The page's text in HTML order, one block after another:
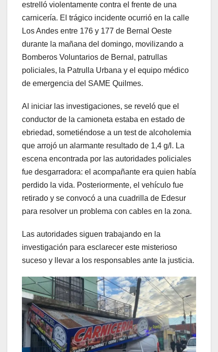
estrelló violentamente contra el frente de una
carnicería. El trágico incidente ocurrió en la calle
Los Andes entre 176 y 177 de Bernal Oeste
durante la mañana del domingo, movilizando a
Bomberos Voluntarios de Bernal, patrullas
policiales, la Patrulla Urbana y el equipo médico
de emergencia del SAME Quilmes.
Al iniciar las investigaciones, se reveló que el
conductor de la camioneta estaba en estado de
ebriedad, sometiéndose a un test de alcoholemia
que arrojó un alarmante resultado de 1,4 g/l. La
escena encontrada por las autoridades policiales
fue desgarradora: el acompañante era quien había
perdido la vida. Posteriormente, el vehículo fue
retirado y se convocó a una cuadrilla de Edesur
para resolver un problema con cables en la zona.
Las autoridades siguen trabajando en la
investigación para esclarecer este misterioso
suceso y llevar a los responsables ante la justicia.